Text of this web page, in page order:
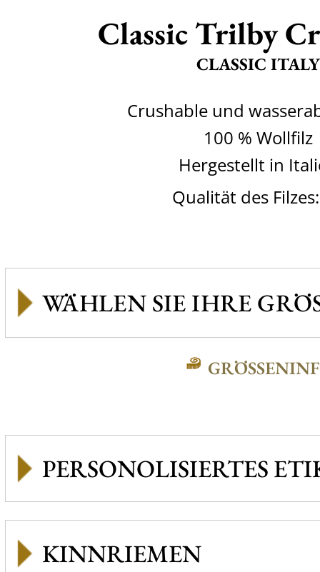
Classic Trilby
CLASSIC ITALY
Crushable und
100 % Wollfilz
Hergestellt in
Qualität des
GRÖSSENINFO
PERSONOLISIERTES
KINNRIEMEN